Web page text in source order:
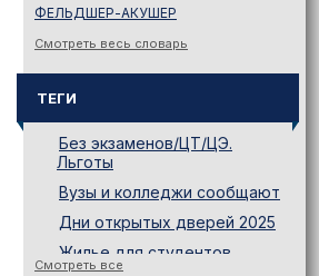
ФЕЛЬДШЕР-АКУШЕР
Смотреть весь словарь
ТЕГИ
Без экзаменов/ЦТ/ЦЭ.
Льготы
Вузы и колледжи сообщают
Дни открытых дверей 2025
Жилье для студентов
Смотреть все